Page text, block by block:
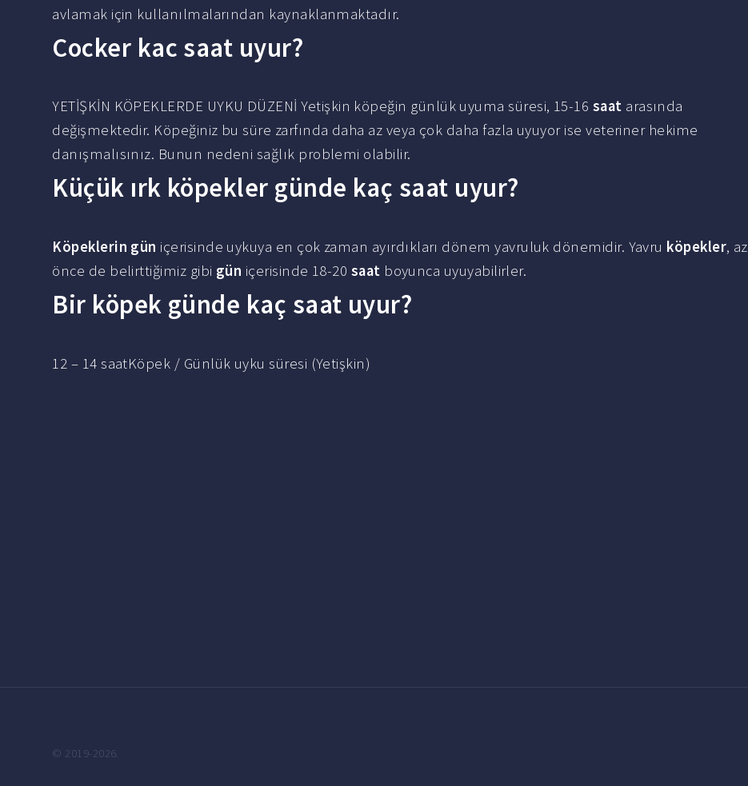
avlamak için kullanılmalarından kaynaklanmaktadır.
Cocker kac saat uyur?
YETİŞKİN KÖPEKLERDE UYKU DÜZENİ Yetişkin köpeğin günlük uyuma süresi, 15-16 saat arasında
değişmektedir. Köpeğiniz bu süre zarfında daha az veya çok daha fazla uyuyor ise veteriner hekime
danışmalısınız. Bunun nedeni sağlık problemi olabilir.
Küçük ırk köpekler günde kaç saat uyur?
Köpeklerin gün içerisinde uykuya en çok zaman ayırdıkları dönem yavruluk dönemidir. Yavru köpekler, az
önce de belirttiğimiz gibi gün içerisinde 18-20 saat boyunca uyuyabilirler.
Bir köpek günde kaç saat uyur?
12 – 14 saatKöpek / Günlük uyku süresi (Yetişkin)
© 2019-2026.